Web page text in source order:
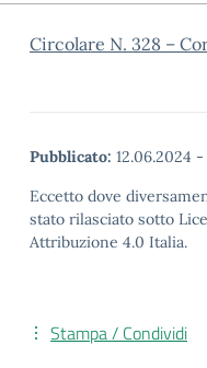
Circolare N. 328 –
Pubblicato: 12.06.2024 -
Eccetto dove
stato rilasciato sotto
Attribuzione 4.0 Italia.
Stampa / Condividi